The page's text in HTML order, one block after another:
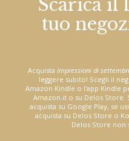
Scarica il
tuo
Acquista Impressioni di
leggere subito! Scegli il
Amazon Kindle o l'app Kindle
Amazon.it o su Delos Store.
acquista su Google Play, se
acquista su Delos Store o
Delos Store non